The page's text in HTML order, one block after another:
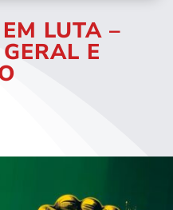
LUTA –
E